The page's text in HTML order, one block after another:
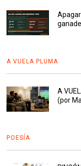
A VUELA PLUMA
A
(por
POESÍA